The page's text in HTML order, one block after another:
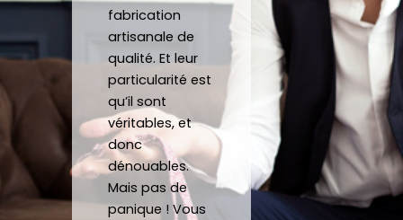
heure
item
ent à
mes
atten
tes.
de
ent
Noeu
d sur
Je
reco
un
fabrication
artisanale de
qualité. Et leur
particularité est
qu’il sont
véritables, et
donc
dénouables.
Mais pas de
panique ! Vous